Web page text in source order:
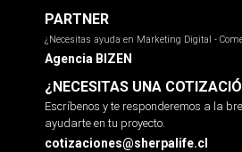
PARTNER
¿Necesitas ayuda en Marketing Digital -
Agencia BIZEN
¿NECESITAS UNA
Escríbenos y te responderemos a la
ayudarte en tu proyecto.
cotizaciones@sherpalife.cl